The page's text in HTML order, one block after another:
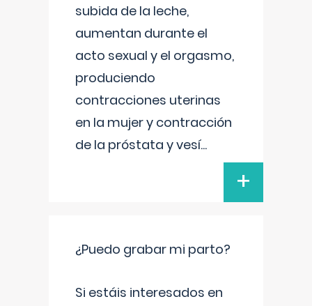
subida de la leche,
aumentan durante el
acto sexual y el orgasmo,
produciendo
contracciones uterinas
en la mujer y contracción
de la próstata y vesí...
+
¿Puedo grabar mi parto?
Si estáis interesados en